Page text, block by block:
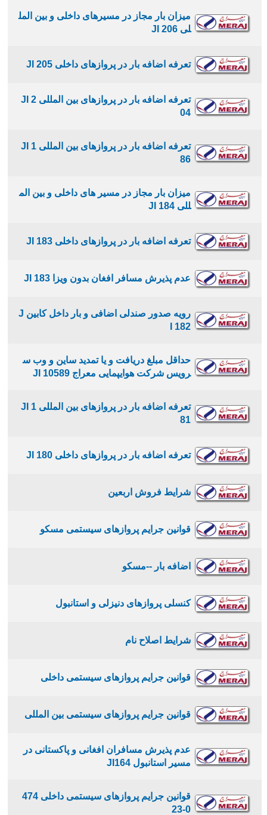
میزان بار مجاز در مسیرهای داخلی و بین المل
لی JI 206
تعرفه اضافه بار در پروازهای داخلی JI 205
تعرفه اضافه بار در پروازهای بین المللی JI 2
04
تعرفه اضافه بار در پروازهای بین المللی JI 1
86
میزان بار مجاز در مسیر های داخلی و بین الم
للی JI 184
تعرفه اضافه بار در پروازهای داخلی JI 183
عدم پذیرش مسافر افغان بدون ویزا JI 183
رویه صدور صندلی اضافی و بار داخل کابین J
I 182
حداقل مبلغ دریافت و یا تمدید ساین و وب س
رویس شرکت هوایپمایی معراج JI 10589
تعرفه اضافه بار در پروازهای بین المللی JI 1
81
تعرفه اضافه بار در پروازهای داخلی JI 180
شرایط فروش اربعین
قوانین جرایم پروازهای سیستمی مسکو
اضافه بار --مسکو
کنسلی پروازهای دنیزلی و استانبول
شرایط اصلاح نام
قوانین جرایم پروازهای سیستمی داخلی
قوانین جرایم پروازهای سیستمی بین المللی
عدم پذیرش مسافران افغانی و پاکستانی در
مسیر استانبول JI164
قوانین جرایم پروازهای سیستمی داخلی 474
0-23